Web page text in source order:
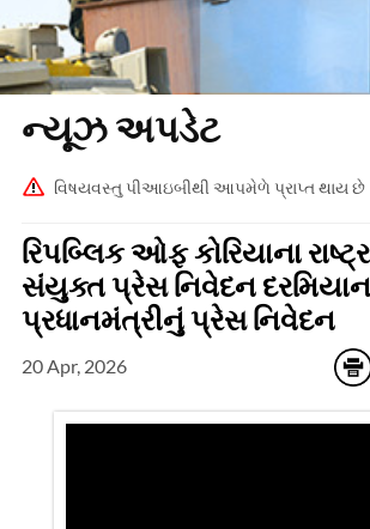
ન્યૂઝ અપડેટ
વિષયવસ્તુ પીઆઇબીથી આપમેળે પ્રાપ્ત થાય છે
રિપબ્લિક ઓફ કોરિયાના
સંયુક્ત પ્રેસ નિવેદન દરમિયાન
પ્રધાનમંત્રીનું પ્રેસ નિવેદન
20 Apr, 2026